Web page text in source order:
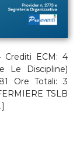
Crediti ECM: 4
Le Discipline)
Ore Totali: 3
TSLB